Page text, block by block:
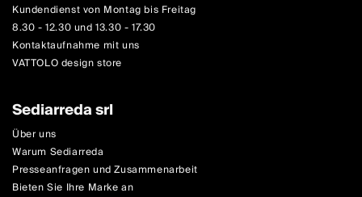
Kundendienst von Montag bis Freitag
8.30 - 12.30 und 13.30 - 17.30
Kontaktaufnahme mit uns
VATTOLO design store
Sediarreda srl
Über uns
Warum Sediarreda
Presseanfragen und Zusammenarbeit
Bieten Sie Ihre Marke an